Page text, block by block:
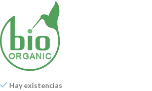
Hay existencias